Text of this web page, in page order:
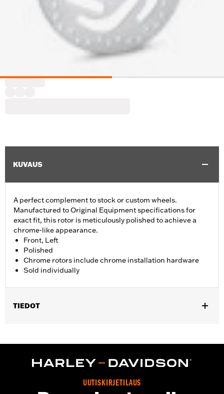
KUVAUS
A perfect complement to stock or custom wheels.
Manufactured to Original Equipment specifications for
exact fit, this rotor is meticulously polished to achieve a
chrome-like appearance.
Front, Left
Polished
Chrome rotors include chrome installation hardware
Sold individually
TIEDOT
rotor mount.
Installation Instructions
FrontUUTISKIRJETILAUS